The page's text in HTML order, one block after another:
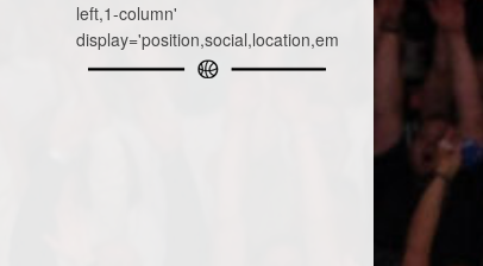
left,1-column'